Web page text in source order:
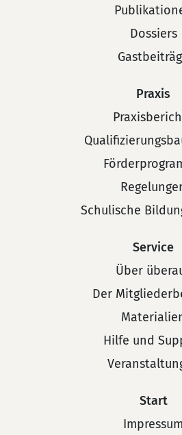
Dossiers
Praxis
Schulische
Service
Über
Der
Hilfe und
Start
Impressum